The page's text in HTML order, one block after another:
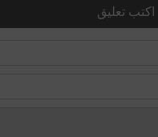
اكتب تعليق